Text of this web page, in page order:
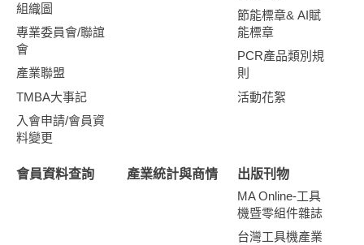
組織圖
專業委員會/聯誼
會
產業聯盟
TMBA大事記
入會申請/會員資
料變更
節能標章& AI賦
能標章
PCR產品類別規
則
活動花絮
會員資料查詢 產業統計與商情
出版刊物
MA Online-工具
機暨零組件雜誌
台灣工具機產業